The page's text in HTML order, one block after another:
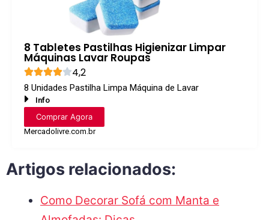
8 Tabletes Pastilhas Higienizar Limpar
Máquinas Lavar Roupas
4,2
8 Unidades Pastilha Limpa Máquina de Lavar
Info
Comprar Agora
Mercadolivre.com.br
Artigos relacionados:
Como Decorar Sofá com Manta e